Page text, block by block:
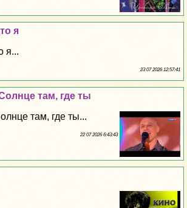
я
я...
23 07 2026 12:57:41
там, где ты
там, где ты...
22 07 2026 6:43:43